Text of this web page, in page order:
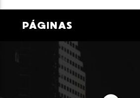
PÁGINAS